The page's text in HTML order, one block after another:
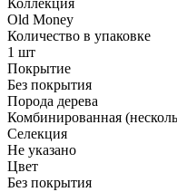
Old Money
Количество в упаковке
1 шт
Покрытие
Без покрытия
Порода дерева
Комбинированная
Селекция
Не указано
Цвет
Без покрытия